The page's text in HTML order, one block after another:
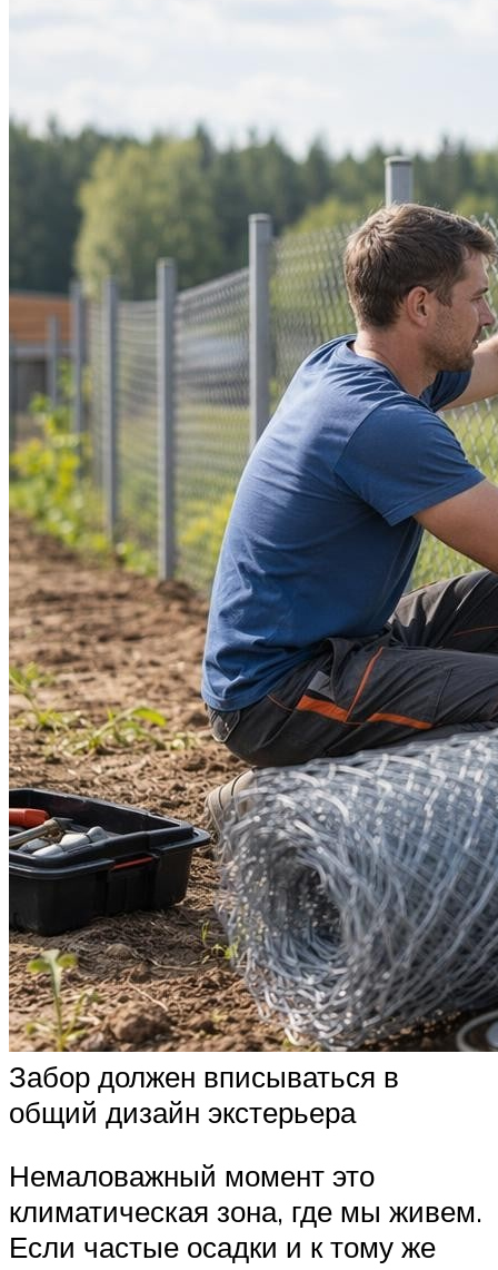
Забор должен вписываться в
общий дизайн экстерьера
Немаловажный момент это
климатическая зона, где мы живем.
Если частые осадки и к тому же